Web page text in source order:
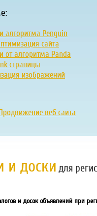
алгоритма Penguin
сайта
от алгоритма Panda
страницы
изображений
веб сайта
и доски для
и досок объявлений при